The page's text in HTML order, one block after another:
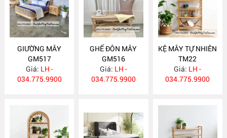
GIƯỜNG MÂY
GM517
Giá: LH -
034.775.9900
GHẾ ĐÔN MÂY
GM516
Giá: LH -
034.775.9900
KỆ MÂY TỰ NHIÊN
TM22
Giá: LH -
034.775.9900